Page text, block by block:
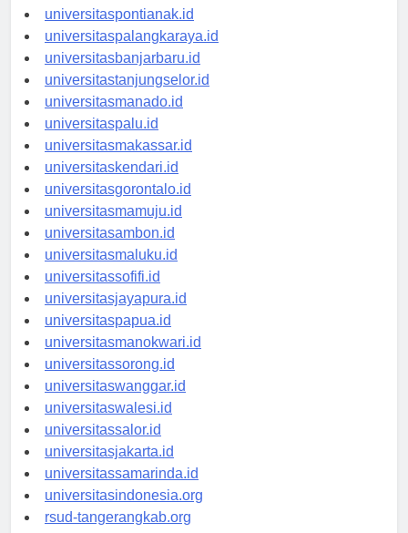
universitaskupang.id
universitaspontianak.id
universitaspalangkaraya.id
universitasbanjarbaru.id
universitastanjungselor.id
universitasmanado.id
universitaspalu.id
universitasmakassar.id
universitaskendari.id
universitasgorontalo.id
universitasmamuju.id
universitasambon.id
universitasmaluku.id
universitassofifi.id
universitasjayapura.id
universitaspapua.id
universitasmanokwari.id
universitassorong.id
universitaswanggar.id
universitaswalesi.id
universitassalor.id
universitasjakarta.id
universitassamarinda.id
universitasindonesia.org